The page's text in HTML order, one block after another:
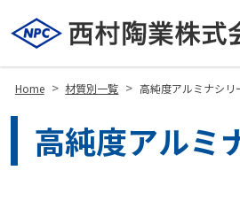
Home > 材質別一覧 > 高純度アルミナシリ
高純度アルミ
Site
Footer